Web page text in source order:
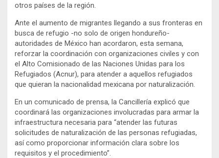
otros países de la región.
Ante el aumento de migrantes llegando a sus fronteras en
busca de refugio -no solo de origen hondureño-
autoridades de México han acordaron, esta semana,
reforzar la coordinación con organizaciones civiles y con
el Alto Comisionado de las Naciones Unidas para los
Refugiados (Acnur), para atender a aquellos refugiados
que quieran la nacionalidad mexicana por naturalización.
En un comunicado de prensa, la Cancillería explicó que
coordinará las organizaciones involucradas para armar la
infraestructura necesaria para “atender las futuras
solicitudes de naturalización de las personas refugiadas,
así como proporcionar información clara sobre los
requisitos y el procedimiento”.